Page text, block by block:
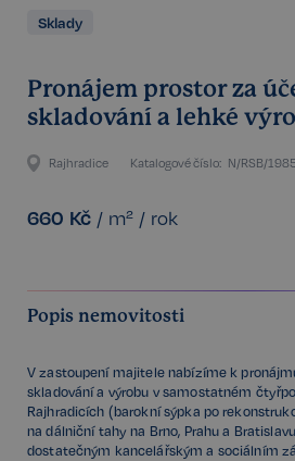
Sklady
Pronájem prostor za
skladování a lehké
Rajhradice Katalogové číslo: N/RSB/
660 Kč / m² / rok
Popis nemovitosti
V zastoupení majitele nabízíme k
skladování a výrobu v samostatném
Rajhradicích (barokní sýpka po
na dálniční tahy na Brno, Prahu a
dostatečným kancelářským a sociálním